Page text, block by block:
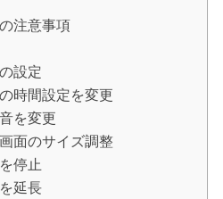
注意事項
設定
時間設定を変更
を変更
面のサイズ調整
停止
延長